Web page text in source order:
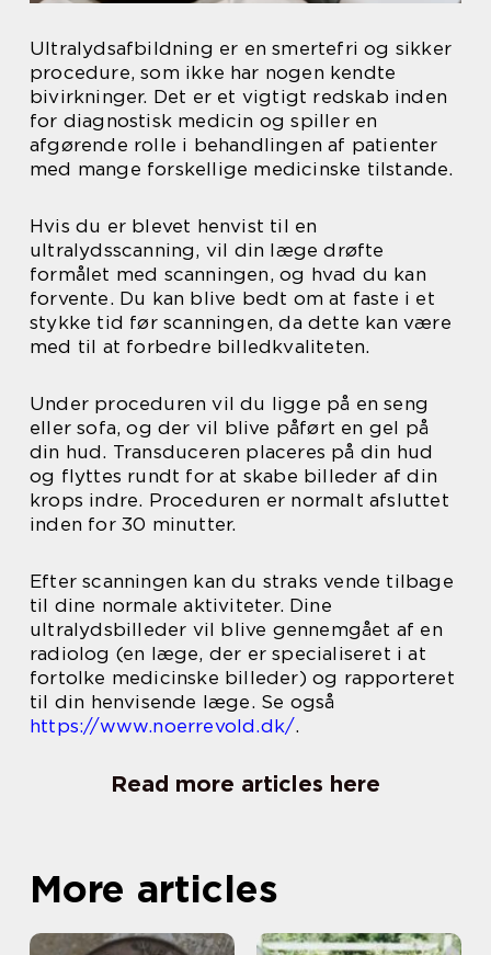
Ultralydsafbildning er en smertefri og sikker
procedure, som ikke har nogen kendte
bivirkninger. Det er et vigtigt redskab inden
for diagnostisk medicin og spiller en
afgørende rolle i behandlingen af patienter
med mange forskellige medicinske tilstande.
Hvis du er blevet henvist til en
ultralydsscanning, vil din læge drøfte
formålet med scanningen, og hvad du kan
forvente. Du kan blive bedt om at faste i et
stykke tid før scanningen, da dette kan være
med til at forbedre billedkvaliteten.
Under proceduren vil du ligge på en seng
eller sofa, og der vil blive påført en gel på
din hud. Transduceren placeres på din hud
og flyttes rundt for at skabe billeder af din
krops indre. Proceduren er normalt afsluttet
inden for 30 minutter.
Efter scanningen kan du straks vende tilbage
til dine normale aktiviteter. Dine
ultralydsbilleder vil blive gennemgået af en
radiolog (en læge, der er specialiseret i at
fortolke medicinske billeder) og rapporteret
til din henvisende læge. Se også
https://www.noerrevold.dk/.
Read more articles here
More articles